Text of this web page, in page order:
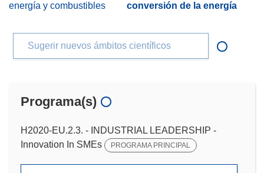
energía y combustibles
conversión de la energía
Sugerir nuevos ámbitos científicos
Programa(s)
H2020-EU.2.3. - INDUSTRIAL LEADERSHIP -
Innovation In SMEs
PROGRAMA PRINCIPAL